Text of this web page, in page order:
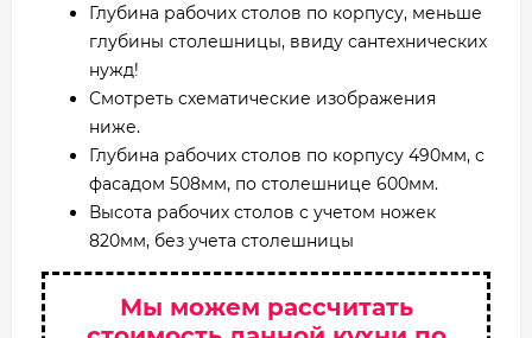
Глубина рабочих столов по корпусу, меньше
глубины столешницы, ввиду сантехнических
нужд!
Смотреть схематические изображения
ниже.
Глубина рабочих столов по корпусу 490мм, с
фасадом 508мм, по столешнице 600мм.
Высота рабочих столов с учетом ножек
820мм, без учета столешницы
Мы можем рассчитать